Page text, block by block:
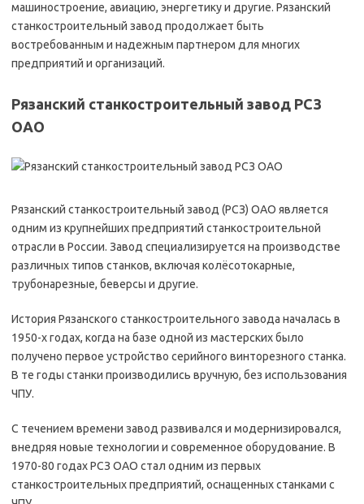
машиностроение, авиацию, энергетику и другие. Рязанский
станкостроительный завод продолжает быть
востребованным и надежным партнером для многих
предприятий и организаций.
Рязанский станкостроительный завод РСЗ
ОАО
Рязанский станкостроительный завод (РСЗ) ОАО является
одним из крупнейших предприятий станкостроительной
отрасли в России. Завод специализируется на производстве
различных типов станков, включая колёсотокарные,
трубонарезные, беверсы и другие.
История Рязанского станкостроительного завода началась в
1950-х годах, когда на базе одной из мастерских было
получено первое устройство серийного винторезного станка.
В те годы станки производились вручную, без использования
ЧПУ.
С течением времени завод развивался и модернизировался,
внедряя новые технологии и современное оборудование. В
1970-80 годах РСЗ ОАО стал одним из первых
станкостроительных предприятий, оснащенных станками с